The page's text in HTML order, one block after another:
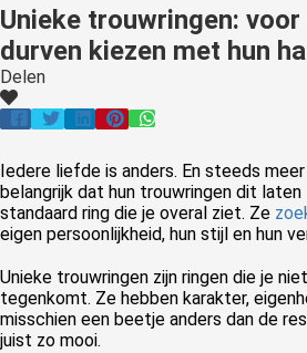
Unieke trouwringen:
durven kiezen met hun
Delen
Iedere liefde is anders. En steeds
belangrijk dat hun trouwringen dit laten
standaard ring die je overal ziet. Ze
eigen persoonlijkheid, hun stijl en hun
Unieke trouwringen zijn ringen die je
tegenkomt. Ze hebben karakter,
misschien een beetje anders dan de
juist zo mooi.